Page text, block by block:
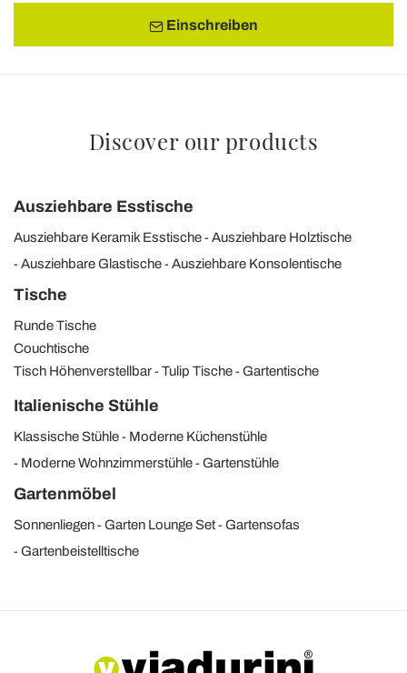
Einschreiben
Discover our products
Ausziehbare Esstische
Ausziehbare Keramik Esstische
Ausziehbare Holztische
Ausziehbare Glastische
Ausziehbare Konsolentische
Tische
Runde Tische
Couchtische
Tisch Höhenverstellbar
Tulip Tische Gartentische
Italienische Stühle
Klassische Stühle
Moderne Küchenstühle
Moderne Wohnzimmerstühle
Gartenstühle
Gartenmöbel
Sonnenliegen Garten Lounge Set
Gartensofas
Gartenbeistelltische